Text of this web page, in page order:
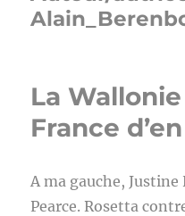
La
France
A ma gauche,
Pearce. Rosetta